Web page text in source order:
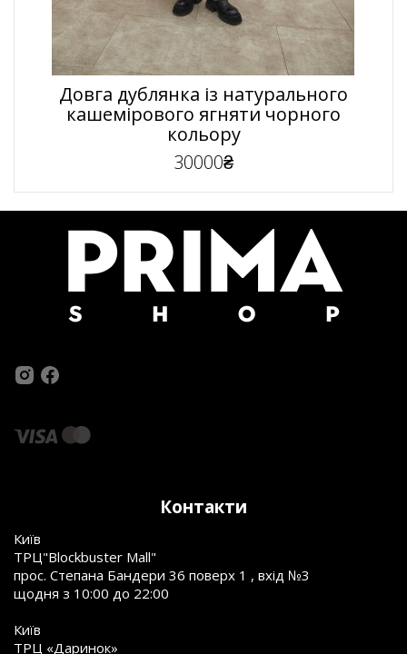
Довга дублянка із натурального
кашемірового ягняти чорного
кольору
30000₴
Контакти
Київ
ТРЦ"Blockbuster Mall"
прос. Степана Бандери 36 поверх 1 , вхід №3
щодня з 10:00 до 22:00
Київ
ТРЦ «Даринок»